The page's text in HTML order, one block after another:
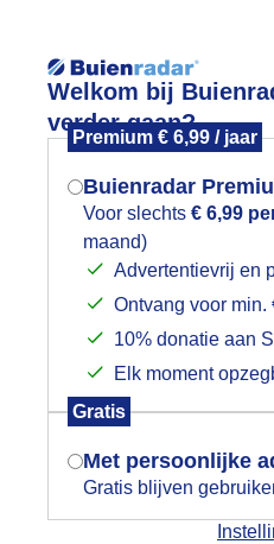
Welkom bij
verder gaan?
Premium € 6,99 / jaar
Buienradar
Voor slechts € 6,99
maand)
Advertentievrij en
Ontvang voor min.
10% donatie aan
Elk moment
Gratis
Met persoonlijke
Gratis blijven
Lees
Foto en video
Mogen we je
het
Indien je hier nog
gegeven, verschijnt
je browser waarin
Is goed,